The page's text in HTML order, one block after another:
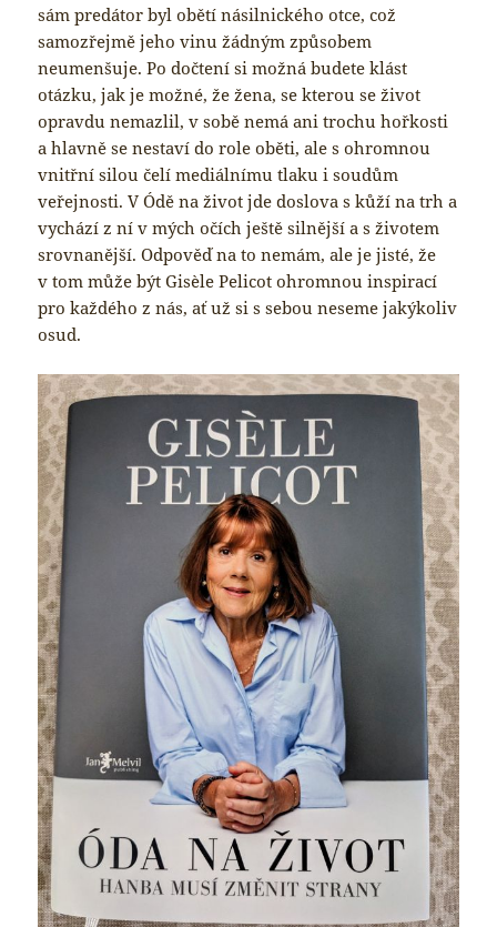
sám predátor byl obětí násilnického otce, což
samozřejmě jeho vinu žádným způsobem
neumenšuje. Po dočtení si možná budete klást
otázku, jak je možné, že žena, se kterou se život
opravdu nemazlil, v sobě nemá ani trochu hořkosti
a hlavně se nestaví do role oběti, ale s ohromnou
vnitřní silou čelí mediálnímu tlaku i soudům
veřejnosti. V Ódě na život jde doslova s kůží na trh a
vychází z ní v mých očích ještě silnější a s životem
srovnanější. Odpověď na to nemám, ale je jisté, že
v tom může být Gisèle Pelicot ohromnou inspirací
pro každého z nás, ať už si s sebou neseme jakýkoliv
osud.